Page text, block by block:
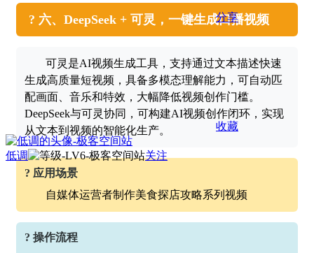
? 六、DeepSeek + 可灵，一键生成口播视频
可灵是AI视频生成工具，支持通过文本描述快速
生成高质量短视频，具备多模态理解能力，可自动匹
配画面、音乐和特效，大幅降低视频创作门槛。
DeepSeek与可灵协同，可构建AI视频创作闭环，实现
从文本到视频的智能化生产。
? 应用场景
自媒体运营者制作美食探店攻略系列视频
? 操作流程
分享
收藏
低调 关注